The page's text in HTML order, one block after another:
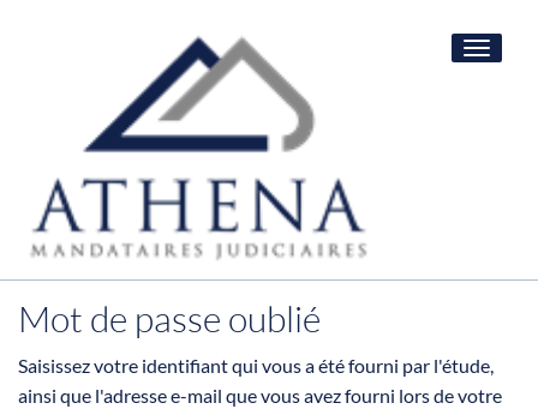
Toggle
Mot de passe oublié
Saisissez votre identifiant qui vous a été fourni par l'étude,
ainsi que l'adresse e-mail que vous avez fourni lors de votre